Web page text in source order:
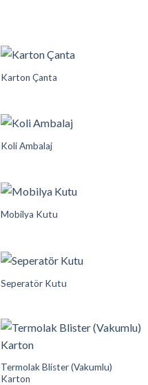
Karton Çanta
Koli Ambalaj
Mobilya Kutu
Seperatör Kutu
Termolak Blister (Vakumlu)
Karton